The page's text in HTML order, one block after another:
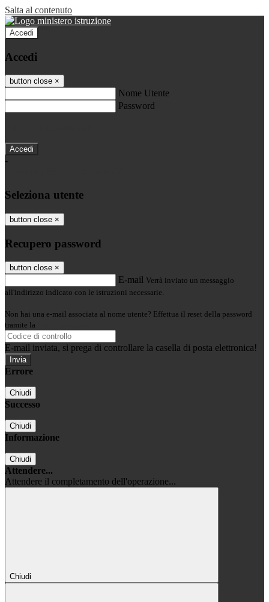
Salta al contenuto
Accedi
Accedi
button close ×
Nome Utente
Password
-
Seleziona utente
button close ×
Recupero password
button close ×
E-mail Verrà inviato un messaggio
all'indirizzo indicato con le istruzioni necessarie.
Non hai una e-mail associata al nome utente? Effettua il reset della password
tramite la
E-mail inviata, si prega di controllare la casella di posta elettronica!
Errore
Chiudi
Successo
Chiudi
Informazione
Chiudi
Attendere...
Attendere il completamento dell'operazione...
Chiudi